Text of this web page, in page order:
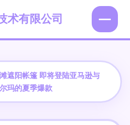
术有限公司
遮阳帐篷 即将登陆亚马逊与
玛的夏季爆款